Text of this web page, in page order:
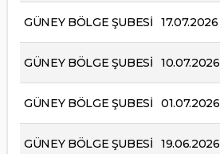
GÜNEY BÖLGE ŞUBESİ 17.07.2026
GÜNEY BÖLGE ŞUBESİ 10.07.2026
GÜNEY BÖLGE ŞUBESİ 01.07.2026
GÜNEY BÖLGE ŞUBESİ 19.06.2026